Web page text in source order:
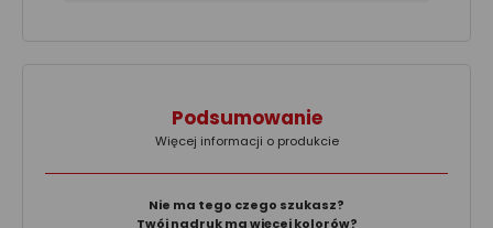
Podsumowanie
Więcej informacji o produkcie
Nie ma tego czego szukasz?
Twój nadruk ma więcej kolorów?